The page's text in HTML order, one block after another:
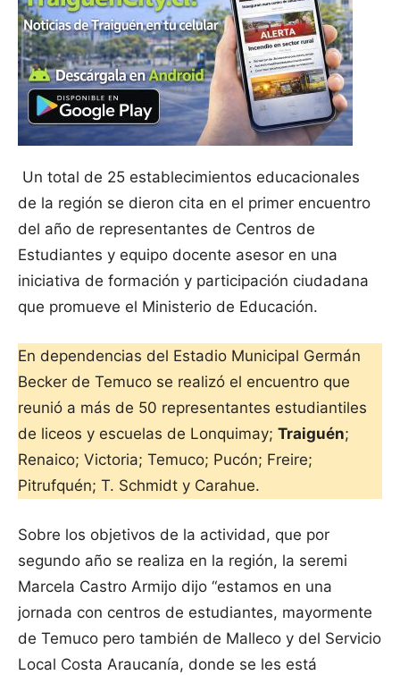
Un total de 25 establecimientos educacionales
de la región se dieron cita en el primer encuentro
del año de representantes de Centros de
Estudiantes y equipo docente asesor en una
iniciativa de formación y participación ciudadana
que promueve el Ministerio de Educación.
En dependencias del Estadio Municipal Germán
Becker de Temuco se realizó el encuentro que
reunió a más de 50 representantes estudiantiles
de liceos y escuelas de Lonquimay; Traiguén;
Renaico; Victoria; Temuco; Pucón; Freire;
Pitrufquén; T. Schmidt y Carahue.
Sobre los objetivos de la actividad, que por
segundo año se realiza en la región, la seremi
Marcela Castro Armijo dijo “estamos en una
jornada con centros de estudiantes, mayormente
de Temuco pero también de Malleco y del Servicio
Local Costa Araucanía, donde se les está